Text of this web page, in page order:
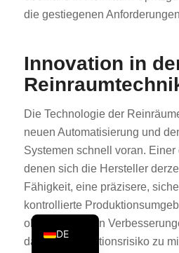
die gestiegenen
Innovation in
Die Technologie der
neuen Automatisierung und
Systemen schnell voran. Einer
denen sich die Hersteller
Fähigkeit, eine präzisere,
kontrollierte
oben genannten
das Kontaminationsrisiko zu
DE
EN
IT
FR
NL
PL
TR